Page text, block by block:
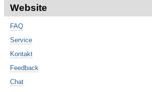
Website
FAQ
Service
Kontakt
Feedback
Chat